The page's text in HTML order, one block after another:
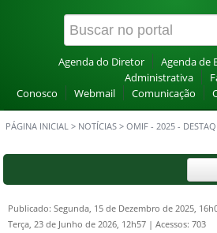
Agenda do Diretor Agenda de
Administrativa
Conosco
Webmail Comunicação
PÁGINA INICIAL > NOTÍCIAS > OMIF - 2025 -
Publicado: Segunda, 15 de Dezembro de 2025,
Terça, 23 de Junho de 2026, 12h57 | Acessos: 703